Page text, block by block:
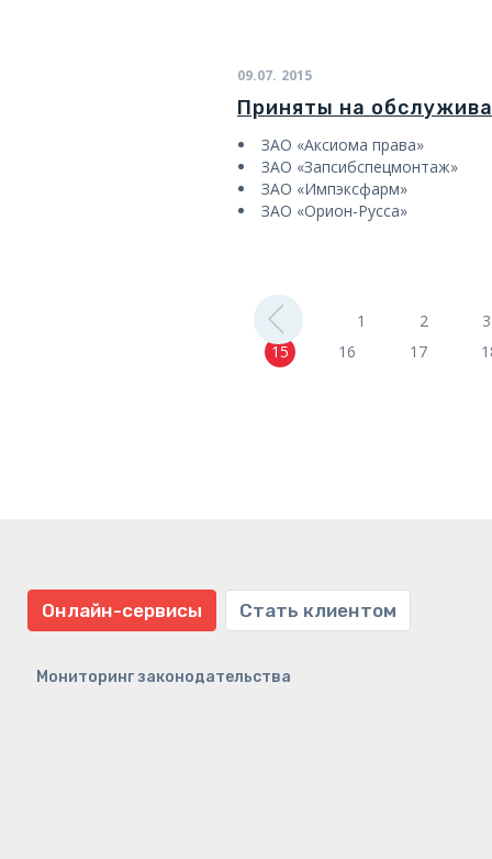
09.07. 2015
Приняты на
ЗАО «Аксиома права»
ЗАО «Запсибспецмонтаж»
ЗАО «Импэксфарм»
ЗАО «Орион-Русса»
1 2
3
15
16 17
Онлайн-сервисы Стать клиентом
Мониторинг законодательства